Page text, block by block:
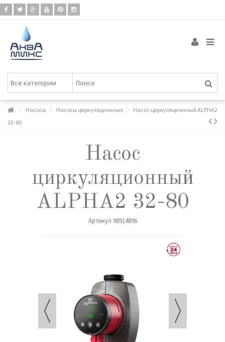
Насосы Насосы циркуляционные
Насос циркуляционный ALPHA2
32-80
Насос
циркуляционный
ALPHA2 32-80
Артикул 98914896